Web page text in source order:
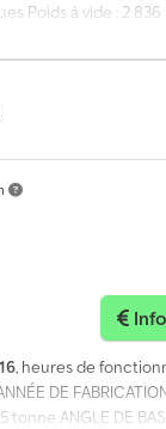
Poids à vide : 2
Miguel Cubas.
le long de
à 19h.
, heures de
DE
tonne ANGLE DE